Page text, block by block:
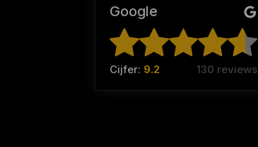
Google
Cijfer: 9.2 130 reviews